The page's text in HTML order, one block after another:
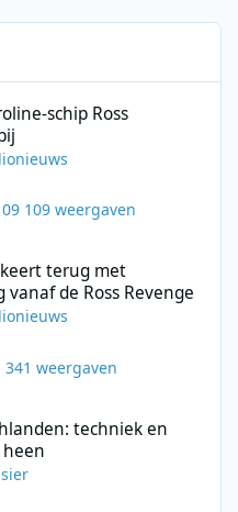
schip Ross
109 weergaven
terug met
de Ross Revenge
341 weergaven
techniek en